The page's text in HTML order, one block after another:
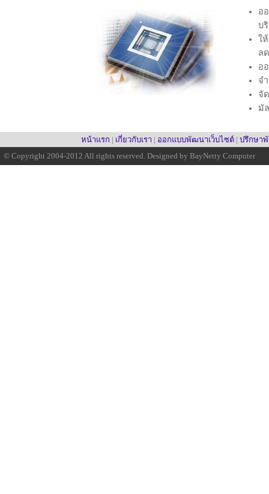
อ
บ
ใ
ล
อ
จ
จั
มั
หน้าแรก | เกี่ยวกับเรา | ออกแบบพัฒนาเว็บไซต์ | ปรึกษา
© Copyright 2004-2012 All rights reserved. Designed by BayNetty Computer